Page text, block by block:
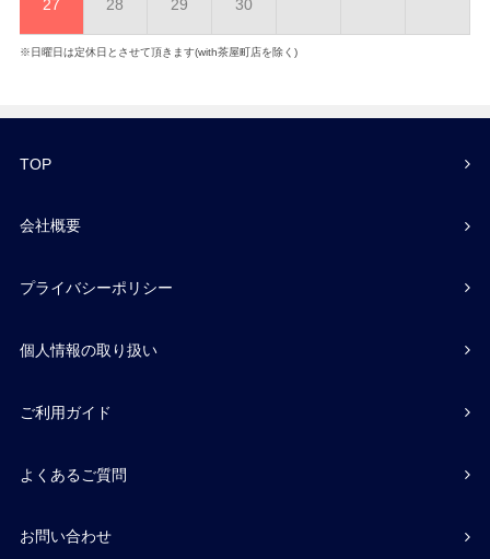
27 28 29 30
※日曜日は定休日とさせて頂きます(with茶屋町店を除く)
TOP
会社概要
プライバシーポリシー
個人情報の取り扱い
ご利用ガイド
よくあるご質問
お問い合わせ